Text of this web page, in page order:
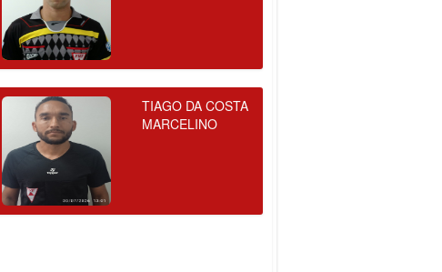
TIAGO DA COSTA
MARCELINO